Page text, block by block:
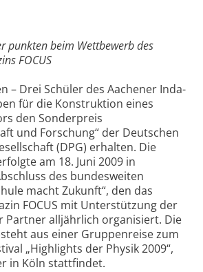
punkten beim Wettbewerb des
FOCUS
– Drei Schüler des Aachener Inda-
für die Konstruktion eines
den Sonderpreis
und Forschung“ der Deutschen
(DPG) erhalten. Die
am 18. Juni 2009 in
des bundesweiten
macht Zukunft“, den das
FOCUS mit Unterstützung der
Partner alljährlich organisiert. Die
aus einer Gruppenreise zum
„Highlights der Physik 2009“,
in Köln stattfindet.